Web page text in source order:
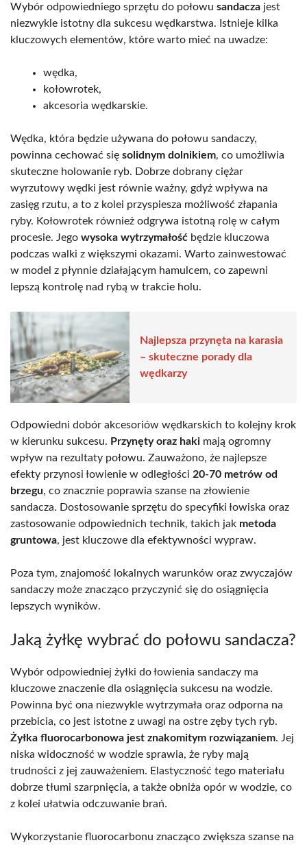
Wybór odpowiedniego sprzętu do połowu sandacza jest
niezwykle istotny dla sukcesu wędkarstwa. Istnieje kilka
kluczowych elementów, które warto mieć na uwadze:
wędka,
kołowrotek,
akcesoria wędkarskie.
Wędka, która będzie używana do połowu sandaczy,
powinna cechować się solidnym dolnikiem, co umożliwia
skuteczne holowanie ryb. Dobrze dobrany ciężar
wyrzutowy wędki jest równie ważny, gdyż wpływa na
zasięg rzutu, a to z kolei przyspiesza możliwość złapania
ryby. Kołowrotek również odgrywa istotną rolę w całym
procesie. Jego wysoka wytrzymałość będzie kluczowa
podczas walki z większymi okazami. Warto zainwestować
w model z płynnie działającym hamulcem, co zapewni
lepszą kontrolę nad rybą w trakcie holu.
Najlepsza przynęta na karasia
– skuteczne porady dla
wędkarzy
Odpowiedni dobór akcesoriów wędkarskich to kolejny krok
w kierunku sukcesu. Przynęty oraz haki mają ogromny
wpływ na rezultaty połowu. Zauważono, że najlepsze
efekty przynosi łowienie w odległości 20-70 metrów od
brzegu, co znacznie poprawia szanse na złowienie
sandacza. Dostosowanie sprzętu do specyfiki łowiska oraz
zastosowanie odpowiednich technik, takich jak metoda
gruntowa, jest kluczowe dla efektywności wypraw.
Poza tym, znajomość lokalnych warunków oraz zwyczajów
sandaczy może znacząco przyczynić się do osiągnięcia
lepszych wyników.
Jaką żyłkę wybrać do połowu sandacza?
Wybór odpowiedniej żyłki do łowienia sandaczy ma
kluczowe znaczenie dla osiągnięcia sukcesu na wodzie.
Powinna być ona niezwykle wytrzymała oraz odporna na
przebicia, co jest istotne z uwagi na ostre zęby tych ryb.
Żyłka fluorocarbonowa jest znakomitym rozwiązaniem. Jej
niska widoczność w wodzie sprawia, że ryby mają
trudności z jej zauważeniem. Elastyczność tego materiału
dobrze tłumi szarpnięcia, a także obniża opór w wodzie, co
z kolei ułatwia odczuwanie brań.
Wykorzystanie fluorocarbonu znacząco zwiększa szanse na